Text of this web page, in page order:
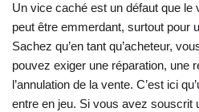
Un vice caché est un défaut que le
peut être emmerdant, surtout pour
Sachez qu’en tant qu’acheteur,
pouvez exiger une réparation, une
l’annulation de la vente. C’est ici
entre en jeu. Si vous avez souscrit